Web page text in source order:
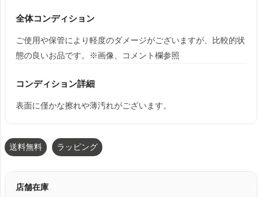
全体コンディション
ご使用や保管により軽度のダメージがございますが、比較的状
態の良いお品です。※画像、コメント欄参照
コンディション詳細
表面に僅かな擦れや薄汚れがございます。
送料無料 ラッピング
店舗在庫